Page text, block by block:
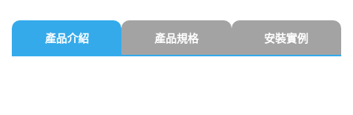
產品介紹 產品規格 安裝實例